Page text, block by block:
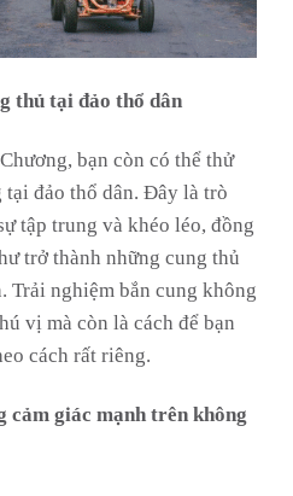
thủ tại đảo thổ dân
bạn còn có thể thử
tại đảo thổ dân. Đây là trò
tập trung và khéo léo, đồng
trở thành những cung thủ
Trải nghiệm bắn cung không
vị mà còn là cách để bạn
cách rất riêng.
giác mạnh trên không